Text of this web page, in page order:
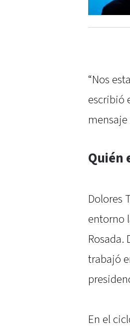
“Nos
escribió
Quién
Dolores
entorno
Rosada.
trabajó
En el